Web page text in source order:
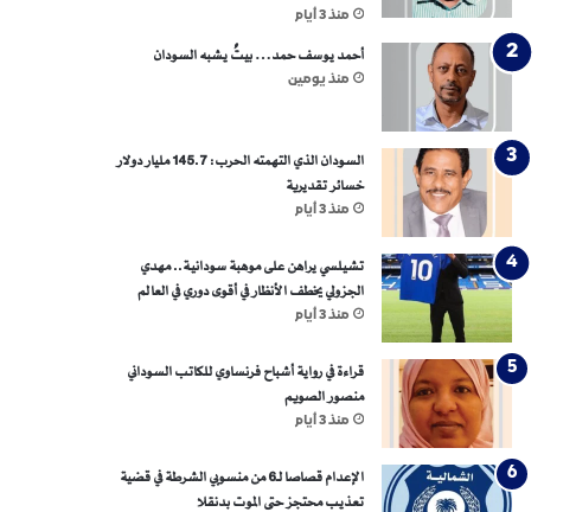
منذ 3 أيام
أحمد يوسف حمد… بيتٌ يشبه السودان
منذ يومين
السودان الذي التهمته الحرب: 145.7 مليار دولار
خسائر تقديرية
منذ 3 أيام
تشيلسي يراهن على موهبة سودانية.. مهدي
الجزولي يخطف الأنظار في أقوى دوري في العالم
منذ 3 أيام
قراءة في رواية أشباح فرنساوي للكاتب السوداني
منصور الصويم
منذ 3 أيام
الإعدام قصاصا لـ6 من منسوبي الشرطة في قضية
تعذيب محتجز حتى الموت بدنقلا